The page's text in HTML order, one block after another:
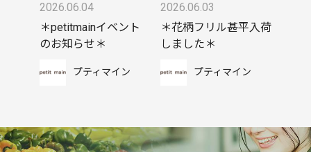
2026.06.04
＊petitmainイベント
のお知らせ＊
プティマイン
2026.06.03
＊花柄フリル甚平入荷
しました＊
プティマイン